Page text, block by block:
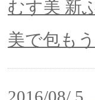
むす美 新
美で包も